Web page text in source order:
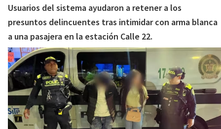
Usuarios del sistema ayudaron a retener a los
presuntos delincuentes tras intimidar con arma blanca
a una pasajera en la estación Calle 22.